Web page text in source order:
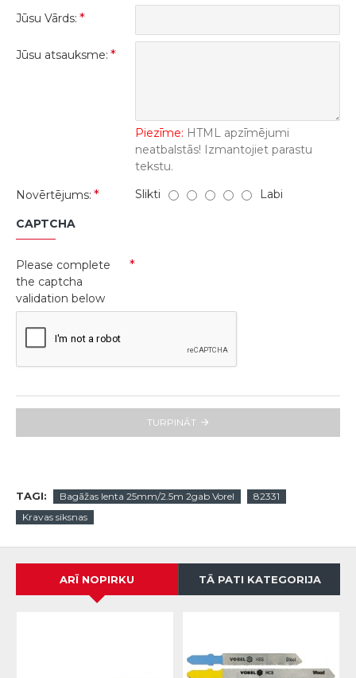
Jūsu Vārds:
Jūsu atsauksme:
Piezīme: HTML apzīmējumi
neatbalstās! Izmantojiet parastu
tekstu.
Novērtējums:
Slikti Labi
CAPTCHA
Please complete
the captcha
validation below
TURPINĀT
TAGI: Bagāžas lenta 25mm/2.5m 2gab Vorel
82331
Kravas siksnas
ARĪ NOPIRKU TĀ PATI KATEGORIJA